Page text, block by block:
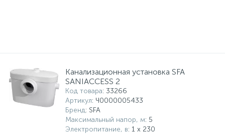
Канализационная установка SFA
SANIACCESS 2
Код товара: 33266
Артикул: Ч0000005433
Бренд: SFA
Максимальный напор, м: 5
Электропитание, в: 1 x 230